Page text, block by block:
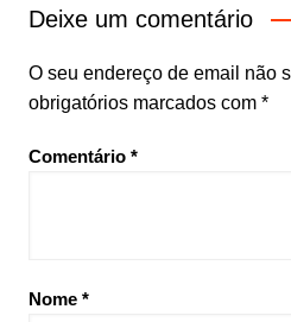
Deixe um comentário
O seu endereço de email não
obrigatórios marcados com *
Comentário *
Nome *